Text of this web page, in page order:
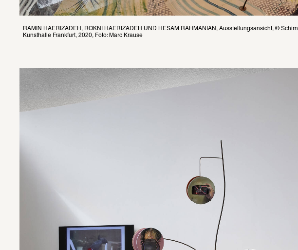
RAMIN HAERIZADEH, ROKNI HAERIZADEH UND HESAM RAHMANIAN, Ausstellungsansicht, © Schirn
Kunsthalle Frankfurt, 2020, Foto: Marc Krause